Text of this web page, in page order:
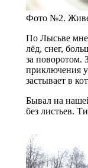
Фото №2.
По Лысьве мне
лёд, снег,
за поворотом.
приключения
застывает в
Бывал на
без листьев.